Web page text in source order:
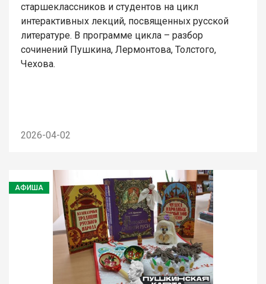
старшеклассников и студентов на цикл
интерактивных лекций, посвященных русской
литературе. В программе цикла – разбор
сочинений Пушкина, Лермонтова, Толстого,
Чехова.
2026-04-02
АФИША